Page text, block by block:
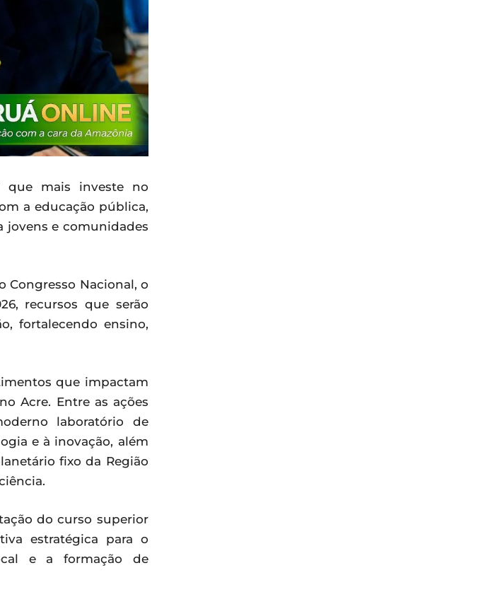
que mais investe no
a educação pública,
jovens e comunidades
Congresso Nacional, o
recursos que serão
fortalecendo ensino,
que impactam
Acre. Entre as ações
laboratório de
e à inovação, além
fixo da Região
do curso superior
estratégica para o
e a formação de